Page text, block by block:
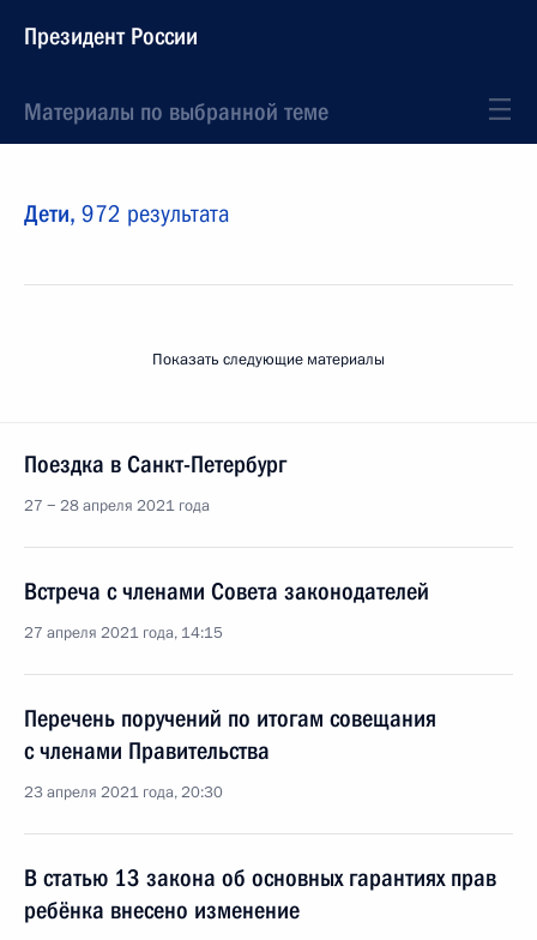
Президент России
Материалы по выбранной теме
Дети, 972 результата
Показать следующие материалы
Поездка в Санкт-Петербург
27 − 28 апреля 2021 года
Встреча с членами Совета законодателей
27 апреля 2021 года, 14:15
Перечень поручений по итогам совещания
с членами Правительства
23 апреля 2021 года, 20:30
В статью 13 закона об основных гарантиях прав
ребёнка внесено изменение